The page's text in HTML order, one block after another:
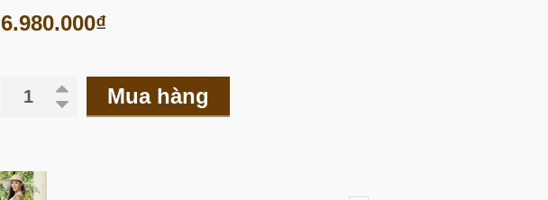
6.980.000₫
Mua hàng